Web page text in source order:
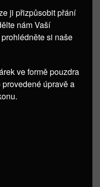
ji přizpůsobit přání
nám Vaší
si naše
ve formě pouzdra
úpravě a